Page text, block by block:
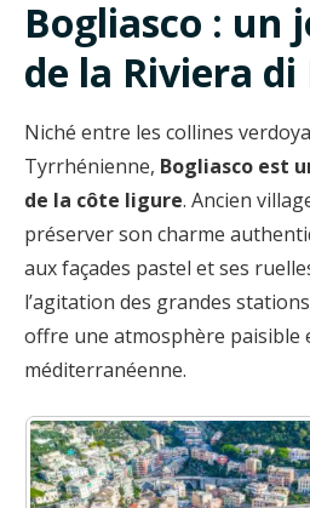
Bogliasco : un
de la Riviera
Niché entre les collines
Tyrrhénienne, Bogliasco est
de la côte ligure. Ancien
préserver son charme
aux façades pastel et ses
l’agitation des grandes
offre une atmosphère paisible
méditerranéenne.